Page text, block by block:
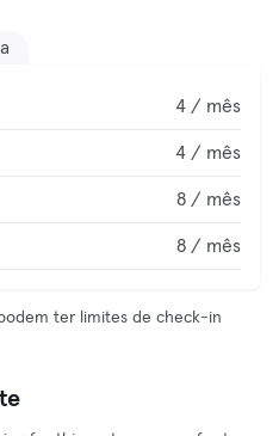
4 / mês
4 / mês
8 / mês
8 / mês
ter limites de check-in